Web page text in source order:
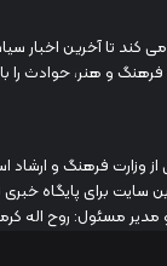
کند تا آخرین اخبار
و هنر، حوادث را
وزارت فرهنگ و ارشاد
سایت برای پایگاه
مدیر مسئول: روح اله